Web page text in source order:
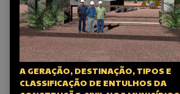
A GERAÇÃO, DESTINAÇÃO, TIPOS E
CLASSIFICAÇÃO DE ENTULHOS DA